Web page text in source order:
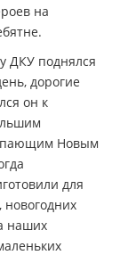
на
ДКУ поднялся
дорогие
он к
Новым
для
новогодних
наших